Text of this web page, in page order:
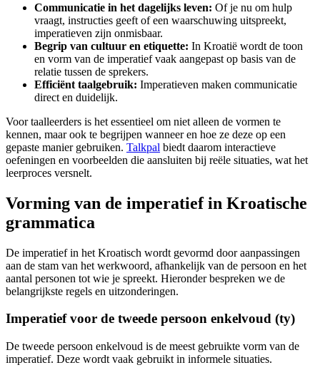
Communicatie in het dagelijks leven: Of je nu om hulp
vraagt, instructies geeft of een waarschuwing uitspreekt,
imperatieven zijn onmisbaar.
Begrip van cultuur en etiquette: In Kroatië wordt de toon
en vorm van de imperatief vaak aangepast op basis van de
relatie tussen de sprekers.
Efficiënt taalgebruik: Imperatieven maken communicatie
direct en duidelijk.
Voor taalleerders is het essentieel om niet alleen de vormen te
kennen, maar ook te begrijpen wanneer en hoe ze deze op een
gepaste manier gebruiken. Talkpal biedt daarom interactieve
oefeningen en voorbeelden die aansluiten bij reële situaties, wat het
leerproces versnelt.
Vorming van de imperatief in Kroatische
grammatica
De imperatief in het Kroatisch wordt gevormd door aanpassingen
aan de stam van het werkwoord, afhankelijk van de persoon en het
aantal personen tot wie je spreekt. Hieronder bespreken we de
belangrijkste regels en uitzonderingen.
Imperatief voor de tweede persoon enkelvoud (ty)
De tweede persoon enkelvoud is de meest gebruikte vorm van de
imperatief. Deze wordt vaak gebruikt in informele situaties.